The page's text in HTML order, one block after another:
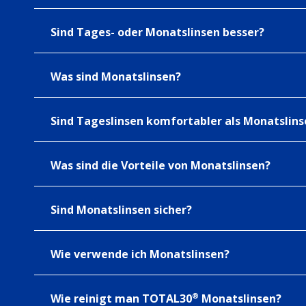
Sind Tages- oder Monatslinsen besser?
Was sind Monatslinsen?
Sind Tageslinsen komfortabler als
Was sind die Vorteile von Monatslinsen?
Sind Monatslinsen sicher?
Wie verwende ich Monatslinsen?
Wie reinigt man TOTAL30® Monatslinsen?